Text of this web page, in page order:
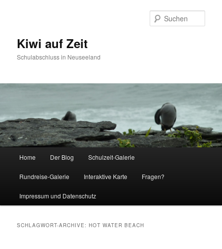
Kiwi auf Zeit
Schulabschluss in Neuseeland
Zum Inhalt wechseln
Zum sekundären Inhalt wechseln
Home Der Blog Schulzeit-Galerie
Rundreise-Galerie Interaktive Karte Fragen?
Impressum und Datenschutz
SCHLAGWORT-ARCHIVE:HOT WATER BEACH